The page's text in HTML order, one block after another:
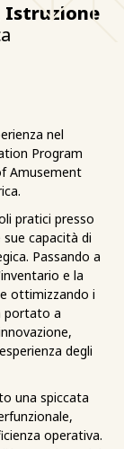
Istruzione
nel
Program
Amusement
pratici presso
capacità di
Passando a
e la
ottimizzando i
portato a
degli
una spiccata
operativa.